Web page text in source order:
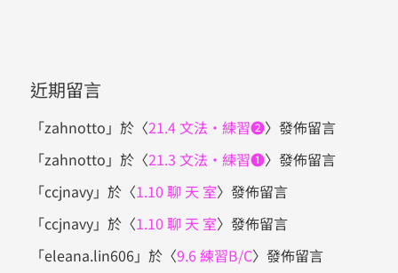
近期留言
「zahnotto 」於〈21.4 文法・練習❷〉發佈留言
「zahnotto 」於〈21.3 文法・練習❶〉發佈留言
「ccjnavy」於〈1.10 聊 天 室〉發佈留言
「ccjnavy」於〈1.10 聊 天 室〉發佈留言
「eleana.lin606」於〈9.6 練習B/C〉發佈留言